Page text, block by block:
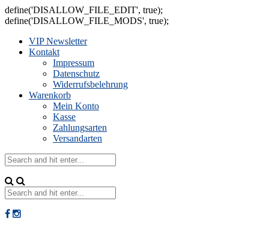
define('DISALLOW_FILE_EDIT', true);
define('DISALLOW_FILE_MODS', true);
VIP Newsletter
Kontakt
Impressum
Datenschutz
Widerrufsbelehrung
Warenkorb
Mein Konto
Kasse
Zahlungsarten
Versandarten